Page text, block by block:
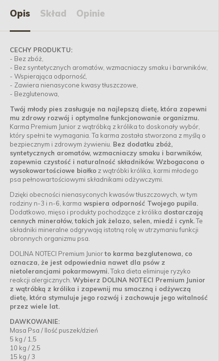
Opis Skład Opinie
CECHY PRODUKTU:
- Bez zbóż,
- Bez syntetycznych aromatów, wzmacniaczy smaku i barwników,
- Wspierająca odporność,
- Zawiera nienasycone kwasy tłuszczowe,
- Bezglutenowa,
Twój młody pies zasługuje na najlepszą dietę, która zapewni
mu zdrowy rozwój i optymalne funkcjonowanie organizmu.
Karma Premium Junior z wątróbką z królika to doskonały wybór,
który spełni te wymagania. Ta karma została stworzona z myślą o
bezpiecznym i zdrowym żywieniu. Bez dodatku zbóż,
syntetycznych aromatów, wzmacniaczy smaku i barwników,
zapewnia czystość i naturalność składników.Wzbogacona o
wysokowartościowe białko z wątróbki królika, karmi młodego
psa pełnowartościowymi składnikami odżywczymi.
Dzięki obecności nienasyconych kwasów tłuszczowych, w tym
rodziny n-3 i n-6, karma wspiera odporność Twojego pupila.
Dodatkowo, mięso i produkty pochodzące z królika dostarczają
cennych minerałów, takich jak żelazo, selen, miedź i cynk.Te
składniki mineralne odgrywają istotną rolę w utrzymaniu funkcji
obronnych organizmu psa.
DOLINA NOTECI Premium Juniorto karma bezglutenowa, co
oznacza, że jest odpowiednia nawet dla psów z
nietolerancjami pokarmowymi.Taka dieta eliminuje ryzyko
reakcji alergicznych. Wybierz DOLINA NOTECI Premium Junior
z wątróbką z królika i zapewnij mu smaczną i odżywczą
dietę, która stymuluje jego rozwój i zachowuje jego witalność
przez wiele lat.
DAWKOWANIE:
Masa Psa / Ilość puszek/dzień
5 kg / 1,5
10 kg / 2,5
15 kg / 3